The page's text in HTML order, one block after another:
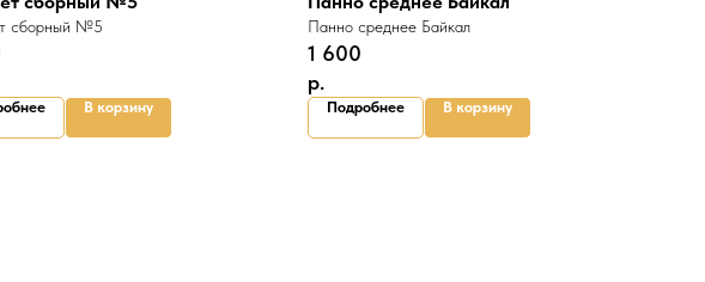
сборный №5
В корзину
Панно среднее Байкал
1 600
р.
Подробнее В корзину